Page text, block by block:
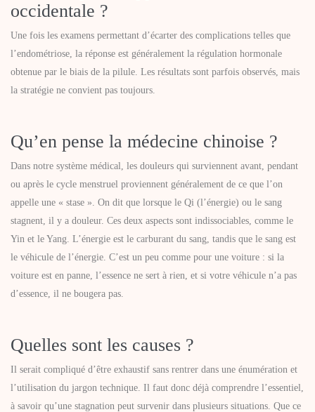
occidentale ?
Une fois les examens permettant d’écarter des complications telles que
l’endométriose, la réponse est généralement la régulation hormonale
obtenue par le biais de la pilule. Les résultats sont parfois observés, mais
la stratégie ne convient pas toujours.
Qu’en pense la médecine chinoise ?
Dans notre système médical, les douleurs qui surviennent avant, pendant
ou après le cycle menstruel proviennent généralement de ce que l’on
appelle une « stase ». On dit que lorsque le Qi (l’énergie) ou le sang
stagnent, il y a douleur. Ces deux aspects sont indissociables, comme le
Yin et le Yang. L’énergie est le carburant du sang, tandis que le sang est
le véhicule de l’énergie. C’est un peu comme pour une voiture : si la
voiture est en panne, l’essence ne sert à rien, et si votre véhicule n’a pas
d’essence, il ne bougera pas.
Quelles sont les causes ?
Il serait compliqué d’être exhaustif sans rentrer dans une énumération et
l’utilisation du jargon technique. Il faut donc déjà comprendre l’essentiel,
à savoir qu’une stagnation peut survenir dans plusieurs situations. Que ce